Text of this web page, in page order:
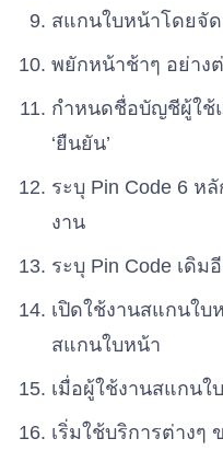
สแกนใบหน้าโดยจั
พยักหน้าช้าๆ อย่าง
กำหนดชื่อบัญชีผู้ใช้
‘ยืนยัน’
ระบุ Pin Code 6 ห
งาน
ระบุ Pin Code เดิม
เปิดใช้งานสแกนใบ
สแกนใบหน้า
เมื่อผู้ใช้งานสแกนใ
เริ่มใช้บริการต่างๆ